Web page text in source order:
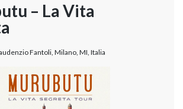
– La Vita
Fantoli, Milano, MI, Italia